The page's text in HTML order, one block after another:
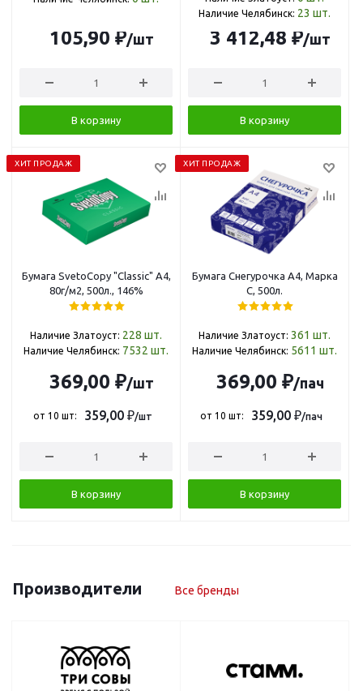
105,90 ₽/шт
В корзину
Наличие Челябинск: 23 шт.
3 412,48 ₽/шт
В корзину
ХИТ ПРОДАЖ
Бумага SvetoCopy "Classic" А4,
80г/м2, 500л., 146%
Наличие Златоуст: 228 шт.
Наличие Челябинск: 7532 шт.
369,00 ₽/шт
от 10 шт: 359,00 ₽/шт
В корзину
ХИТ ПРОДАЖ
Бумага Снегурочка А4, Марка
С, 500л.
Наличие Златоуст: 361 шт.
Наличие Челябинск: 5611 шт.
369,00 ₽/пач
от 10 шт: 359,00 ₽/пач
В корзину
Производители Все бренды